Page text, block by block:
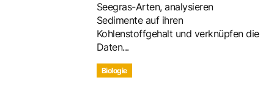
Seegras-Arten, analysieren
Sedimente auf ihren
Kohlenstoffgehalt und verknüpfen die
Daten...
Biologie